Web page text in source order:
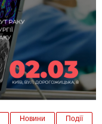
Новини
Події